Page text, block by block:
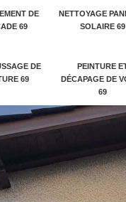
DE
69
NETTOYAGE
SOLAIRE 69
DE
69
PEINTURE
DÉCAPAGE DE
69